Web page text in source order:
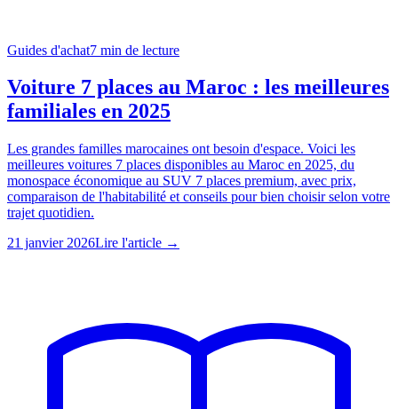
Guides d'achat7 min de lecture
Voiture 7 places au Maroc : les meilleures
familiales en 2025
Les grandes familles marocaines ont besoin d'espace. Voici les
meilleures voitures 7 places disponibles au Maroc en 2025, du
monospace économique au SUV 7 places premium, avec prix,
comparaison de l'habitabilité et conseils pour bien choisir selon votre
trajet quotidien.
21 janvier 2026Lire l'article →